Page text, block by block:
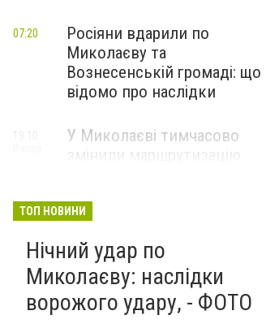
Росіяни вдарили по
Миколаєву та
Вознесенській громаді: що
відомо про наслідки
07:20
У Миколаєві тимчасово
ТОП НОВИНИ
Нічний удар по
Миколаєву: наслідки
ворожого удару, - ФОТО